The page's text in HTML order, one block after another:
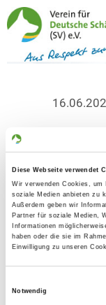
Diese Webseite verwendet
Wir verwenden Cookies, um
soziale Medien anbieten zu
Außerdem geben wir
Partner für soziale Medien,
Informationen
haben oder die sie im
Einwilligung zu unseren
Notwendig
/
2026
As of
available.